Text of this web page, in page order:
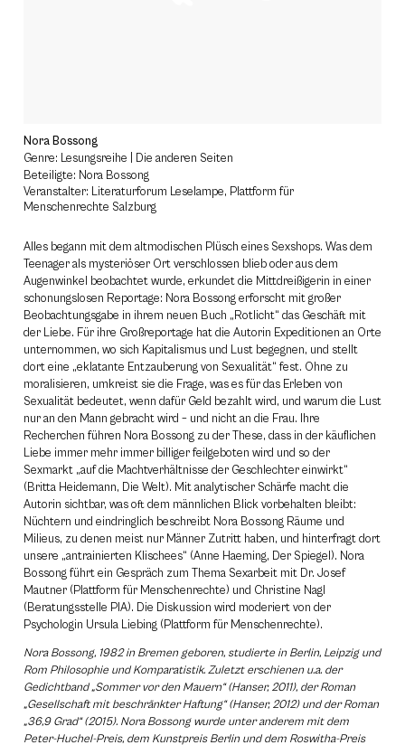
Nora Bossong
Genre: Lesungsreihe | Die anderen Seiten
Beteiligte: Nora Bossong
Veranstalter: Literaturforum Leselampe, Plattform für
Menschenrechte Salzburg
Alles begann mit dem altmodischen Plüsch eines Sexshops. Was dem
Teenager als mysteriöser Ort verschlossen blieb oder aus dem
Augenwinkel beobachtet wurde, erkundet die Mittdreißigerin in einer
schonungslosen Reportage: Nora Bossong erforscht mit großer
Beobachtungsgabe in ihrem neuen Buch „Rotlicht“ das Geschäft mit
der Liebe. Für ihre Großreportage hat die Autorin Expeditionen an Orte
­unternommen, wo sich Kapitalismus und Lust begegnen, und stellt
dort eine „eklatante Entzauberung von Sexualität“ fest. Ohne zu
moralisieren, umkreist sie die Frage, was es für das Erleben von
Sexualität bedeutet, wenn dafür Geld bezahlt wird, und warum die Lust
nur an den Mann gebracht wird – und nicht an die Frau. Ihre
Recherchen führen Nora Bossong zu der These, dass in der käuflichen
Liebe immer mehr immer billiger feilgeboten wird und so der
Sexmarkt „auf die Machtverhältnisse der ­Geschlechter einwirkt“
(Britta Heidemann, Die Welt). Mit analytischer Schärfe macht die
Autorin sichtbar, was oft dem männlichen Blick vorbehalten bleibt:
Nüchtern und eindringlich beschreibt Nora Bossong Räume und
Milieus, zu denen meist nur Männer Zutritt haben, und hinterfragt dort
unsere „antrainierten Klischees“ (Anne Haeming, Der Spiegel). Nora
Bossong führt ein Gespräch zum Thema Sex­arbeit mit Dr. Josef
Mautner (Plattform für Menschenrechte) und Christine Nagl
(Beratungsstelle PIA). Die Diskussion wird moderiert von der
Psychologin Ursula Liebing (Plattform für Menschenrechte).
Nora Bossong, 1982 in Bremen geboren, studierte in Berlin, Leipzig und
Rom Philosophie und Komparatistik. Zuletzt erschienen u.a. der
Gedichtband „Sommer vor den Mauern“ (Hanser, 2011), der Roman
„Gesellschaft mit beschränkter Haftung“ (Hanser, 2012) und der Roman
„36,9 Grad“ (2015). Nora Bossong wurde unter anderem mit dem
Peter-Huchel-Preis, dem Kunstpreis Berlin und dem Roswitha-Preis